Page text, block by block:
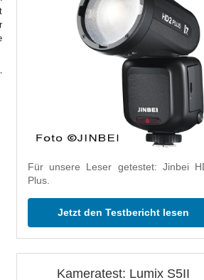
Für unsere Leser getestet: Jinbei
Plus.
Jetzt den Testbericht lesen
Kameratest: Lumix S5II